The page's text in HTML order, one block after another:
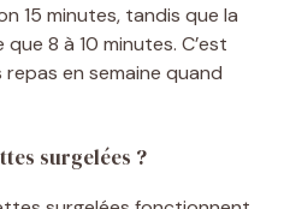
15 minutes, tandis que la
8 à 10 minutes. C’est
en semaine quand
surgelées ?